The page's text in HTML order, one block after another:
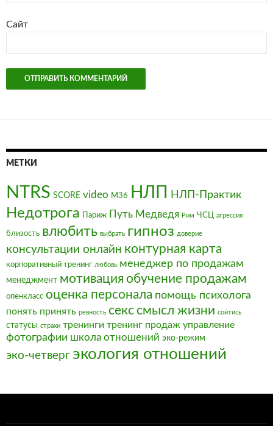
Сайт
МЕТКИ
NTRS SCORE video М36 НЛП НЛП-Практик
Недотрога Париж Путь Медведя Рим ЧСЦ агрессия
близость влюбить выбрать гипноз доверие
консультации онлайн контурная карта
корпоративный тренинг любовь менеджер по продажам
менеджмент мотивация обучение продажам
опенкласс оценка персонала помощь психолога
понять принять ревность секссмысл жизни сойтись
статусы страхи тренинги тренинг продаж управление
фотографии школа отношений эко-режим
эко-четверг экология отношений